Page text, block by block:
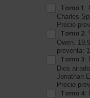
Cristianos
que
Vida
Tomo 1 :
Charles
Tomo 2:
Owen.
preventa:
Tomo 3:
Dios
Jonathan
Precio
Tomo 4: